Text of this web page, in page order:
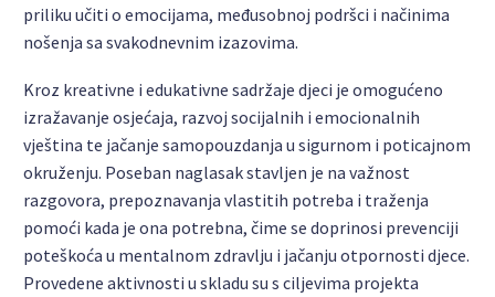
priliku učiti o emocijama, međusobnoj podršci i načinima
nošenja sa svakodnevnim izazovima.
Kroz kreativne i edukativne sadržaje djeci je omogućeno
izražavanje osjećaja, razvoj socijalnih i emocionalnih
vještina te jačanje samopouzdanja u sigurnom i poticajnom
okruženju. Poseban naglasak stavljen je na važnost
razgovora, prepoznavanja vlastitih potreba i traženja
pomoći kada je ona potrebna, čime se doprinosi prevenciji
poteškoća u mentalnom zdravlju i jačanju otpornosti djece.
Provedene aktivnosti u skladu su s ciljevima projekta